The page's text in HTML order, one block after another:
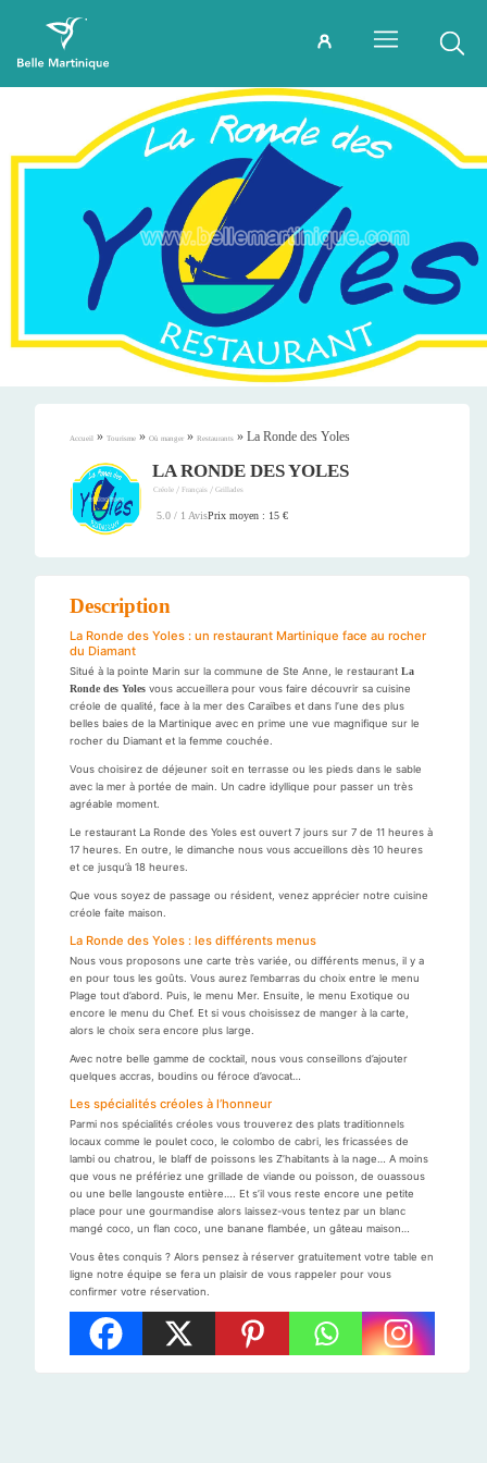
Accueil » Tourisme » Où manger » Restaurants » La Ronde des Yoles
LA RONDE DES YOLES
Créole / Français /Grillades
5.0 / 1 AvisPrix moyen : 15 €
Description
La Ronde des Yoles : un restaurant Martinique face au rocher
du Diamant
Situé à la pointe Marin sur la commune de Ste Anne, le restaurant La
Ronde des Yoles vous accueillera pour vous faire découvrir sa cuisine
créole de qualité, face à la mer des Caraïbes et dans l’une des plus
belles baies de la Martinique avec en prime une vue magnifique sur le
rocher du Diamant et la femme couchée.
Vous choisirez de déjeuner soit en terrasse ou les pieds dans le sable
avec la mer à portée de main. Un cadre idyllique pour passer un très
agréable moment.
Le restaurant La Ronde des Yoles est ouvert 7 jours sur 7 de 11 heures à
17 heures. En outre, le dimanche nous vous accueillons dès 10 heures
et ce jusqu’à 18 heures.
Que vous soyez de passage ou résident, venez apprécier notre cuisine
créole faite maison.
La Ronde des Yoles : les différents menus
Nous vous proposons une carte très variée, ou différents menus, il y a
en pour tous les goûts. Vous aurez l’embarras du choix entre le menu
Plage tout d’abord. Puis, le menu Mer. Ensuite, le menu Exotique ou
encore le menu du Chef. Et si vous choisissez de manger à la carte,
alors le choix sera encore plus large.
Avec notre belle gamme de cocktail, nous vous conseillons d’ajouter
quelques accras, boudins ou féroce d’avocat…
Les spécialités créoles à l’honneur
Parmi nos spécialités créoles vous trouverez des plats traditionnels
locaux comme le poulet coco, le colombo de cabri, les fricassées de
lambi ou chatrou, le blaff de poissons les Z’habitants à la nage… A moins
que vous ne préfériez une grillade de viande ou poisson, de ouassous
ou une belle langouste entière…. Et s’il vous reste encore une petite
place pour une gourmandise alors laissez-vous tentez par un blanc
mangé coco, un flan coco, une banane flambée, un gâteau maison…
Vous êtes conquis ? Alors pensez à réserver gratuitement votre table en
ligne notre équipe se fera un plaisir de vous rappeler pour vous
confirmer votre réservation.